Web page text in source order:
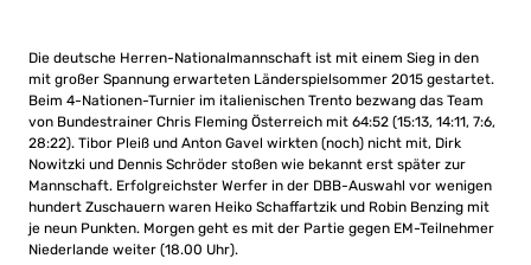
Die deutsche Herren-Nationalmannschaft ist mit einem Sieg in den
mit großer Spannung erwarteten Länderspielsommer 2015 gestartet.
Beim 4-Nationen-Turnier im italienischen Trento bezwang das Team
von Bundestrainer Chris Fleming Österreich mit 64:52 (15:13, 14:11, 7:6,
28:22). Tibor Pleiß und Anton Gavel wirkten (noch) nicht mit, Dirk
Nowitzki und Dennis Schröder stoßen wie bekannt erst später zur
Mannschaft. Erfolgreichster Werfer in der DBB-Auswahl vor wenigen
hundert Zuschauern waren Heiko Schaffartzik und Robin Benzing mit
je neun Punkten. Morgen geht es mit der Partie gegen EM-Teilnehmer
Niederlande weiter (18.00 Uhr).